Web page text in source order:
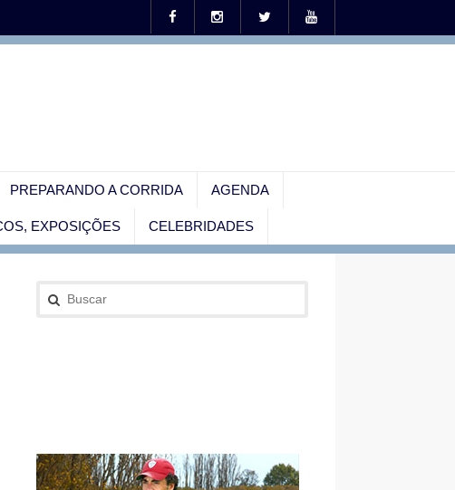
PREPARANDO A CORRIDA AGENDA
EXPOSIÇÕES CELEBRIDADES